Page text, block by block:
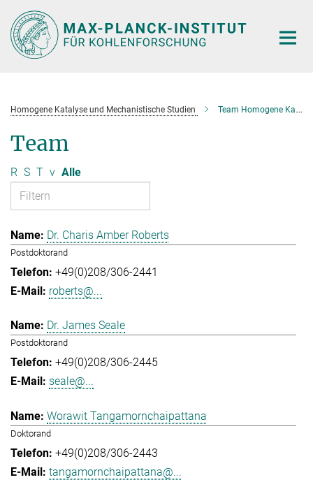
Hauptinhalt
Homogene Katalyse und Mechanistische Studien Team Homogene Katalyse und Mechanistische Studien
Team
R S T v Alle
Dr. Charis Amber Roberts
Postdoktorand
+49(0)208/306-2441
roberts@...
Dr. James Seale
Postdoktorand
+49(0)208/306-2445
seale@...
Worawit Tangamornchaipattana
Doktorand
+49(0)208/306-2443
tangamornchaipattana@...